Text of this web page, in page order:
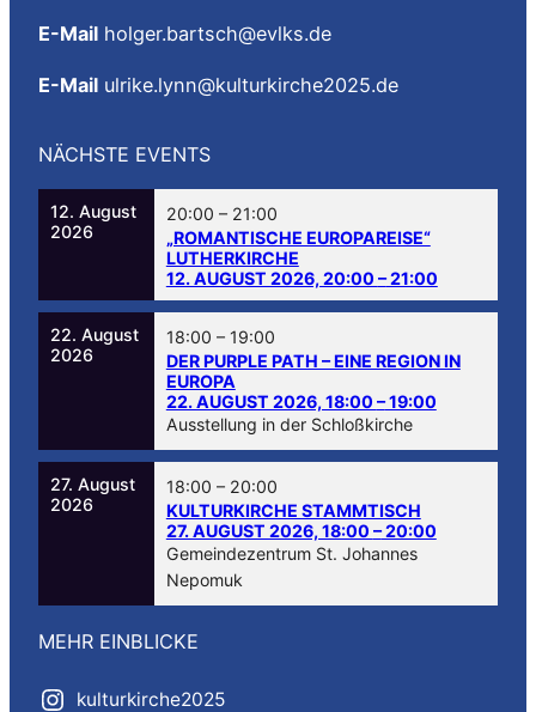
E-Mail holger.bartsch@evlks.de
E-Mail ulrike.lynn@kulturkirche2025.de
NÄCHSTE EVENTS
12. August
2026
20:00 –21:00
„ROMANTISCHE EUROPAREISE“
LUTHERKIRCHE
12. AUGUST 2026, 20:00 –21:00
22. August
2026
18:00 –19:00
DER PURPLE PATH – EINE REGION IN
EUROPA
22. AUGUST 2026, 18:00 –19:00
Ausstellung in der Schloßkirche
27. August
2026
18:00 –20:00
KULTURKIRCHE STAMMTISCH
27. AUGUST 2026, 18:00 –20:00
Gemeindezentrum St. Johannes
Nepomuk
MEHR EINBLICKE
kulturkirche2025